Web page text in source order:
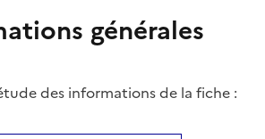
générales
des informations de la fiche :